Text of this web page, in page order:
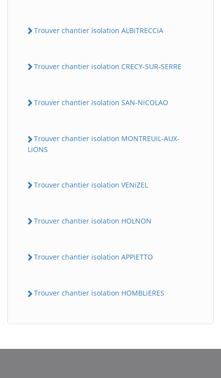
Trouver chantier isolation ALBiTRECCiA
Trouver chantier isolation CRECY-SUR-SERRE
Trouver chantier isolation SAN-NiCOLAO
Trouver chantier isolation MONTREUiL-AUX-
LiONS
Trouver chantier isolation VENiZEL
Trouver chantier isolation HOLNON
Trouver chantier isolation APPiETTO
Trouver chantier isolation HOMBLiERES